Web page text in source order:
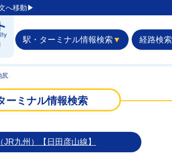
へ移動▶︎
駅・ターミナル情報検索 ▼ 経路検索
尻
ーミナル情報検索
JR九州）【日田彦山線】